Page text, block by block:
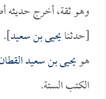
وهو ثقة، أخرج حديثه
[حدثنايحيى بن سعيد].
هويحيى بن سعيد
الكتب الستة.